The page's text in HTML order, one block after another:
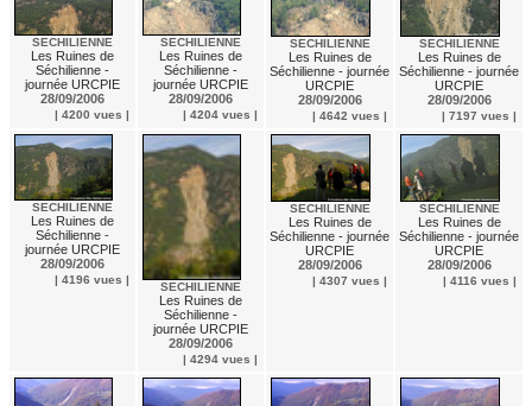
SECHILIENNE
Les Ruines de
Séchilienne -
journée URCPIE
28/09/2006
| 4200 vues |
SECHILIENNE
Les Ruines de
Séchilienne -
journée URCPIE
28/09/2006
| 4204 vues |
SECHILIENNE
Les Ruines de
Séchilienne - journée
URCPIE
28/09/2006
| 4642 vues |
SECHILIENNE
Les Ruines de
Séchilienne - journée
URCPIE
28/09/2006
| 7197 vues |
SECHILIENNE
Les Ruines de
Séchilienne -
journée URCPIE
28/09/2006
| 4196 vues |
SECHILIENNE
Les Ruines de
Séchilienne -
journée URCPIE
28/09/2006
| 4294 vues |
SECHILIENNE
Les Ruines de
Séchilienne - journée
URCPIE
28/09/2006
| 4307 vues |
SECHILIENNE
Les Ruines de
Séchilienne - journée
URCPIE
28/09/2006
| 4116 vues |